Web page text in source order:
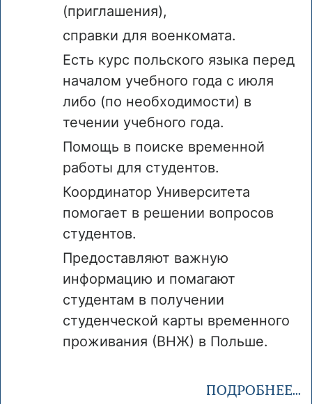
(приглашения),
справки для военкомата.
Есть курс польского языка перед
началом учебного года с июля
либо (по необходимости) в
течении учебного года.
Помощь в поиске временной
работы для студентов.
Координатор Университета
помогает в решении вопросов
студентов.
Предоставляют важную
информацию и помагают
студентам в получении
студенческой карты временного
проживания (ВНЖ) в Польше.
ПОДРОБНЕЕ...